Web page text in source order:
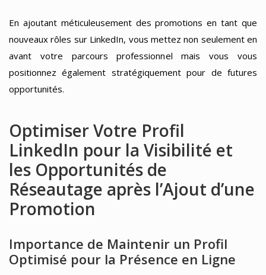
En ajoutant méticuleusement des promotions en tant que
nouveaux rôles sur LinkedIn, vous mettez non seulement en
avant votre parcours professionnel mais vous vous
positionnez également stratégiquement pour de futures
opportunités.
Optimiser Votre Profil
LinkedIn pour la Visibilité et
les Opportunités de
Réseautage après l’Ajout d’une
Promotion
Importance de Maintenir un Profil
Optimisé pour la Présence en Ligne